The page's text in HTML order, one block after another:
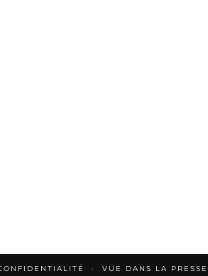
VUE DANS LA PRESSE